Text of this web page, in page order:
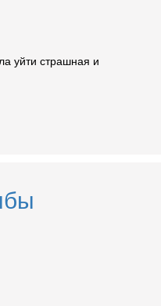
уйти страшная и